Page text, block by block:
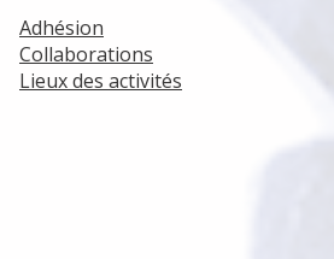
Adhésion
Collaborations
Lieux des activités